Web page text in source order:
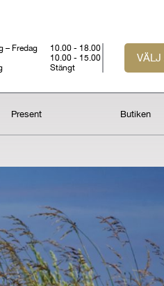
– Fredag
10.00 - 18.00
10.00 - 15.00
Stängt
VÄLJ
Present Butiken